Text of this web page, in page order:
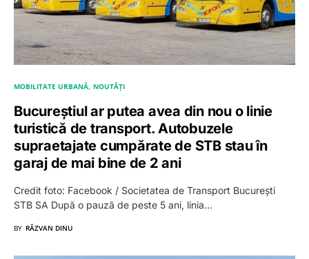
MOBILITATE URBANĂ NOUTĂȚI
Bucureștiul ar putea avea din nou o linie
turistică de transport. Autobuzele
supraetajate cumpărate de STB stau în
garaj de mai bine de 2 ani
Credit foto: Facebook / Societatea de Transport București
STB SA După o pauză de peste 5 ani, linia…
BY RĂZVAN DINU